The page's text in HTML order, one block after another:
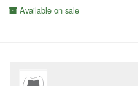
Available on sale